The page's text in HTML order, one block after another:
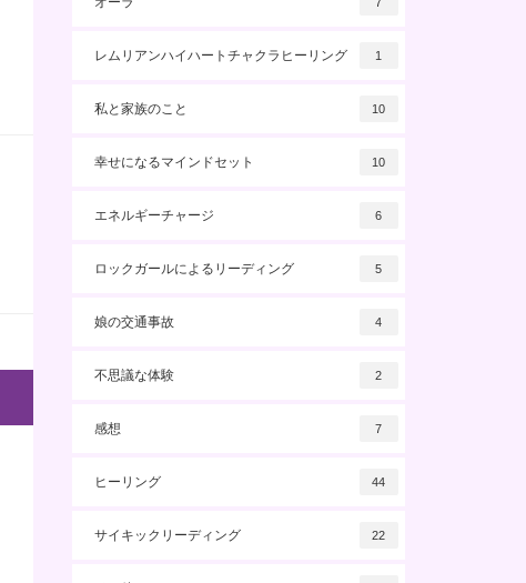
レムリアンハイハートチャクラヒーリング 1
私と家族のこと 10
幸せになるマインドセット 10
エネルギーチャージ 6
ロックガールによるリーディング 5
娘の交通事故 4
不思議な体験 2
感想 7
ヒーリング 44
サイキックリーディング 22